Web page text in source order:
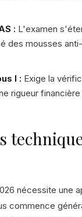
: L'examen
des mousses
I : Exige la
rigueur financière
nécessite une
commence